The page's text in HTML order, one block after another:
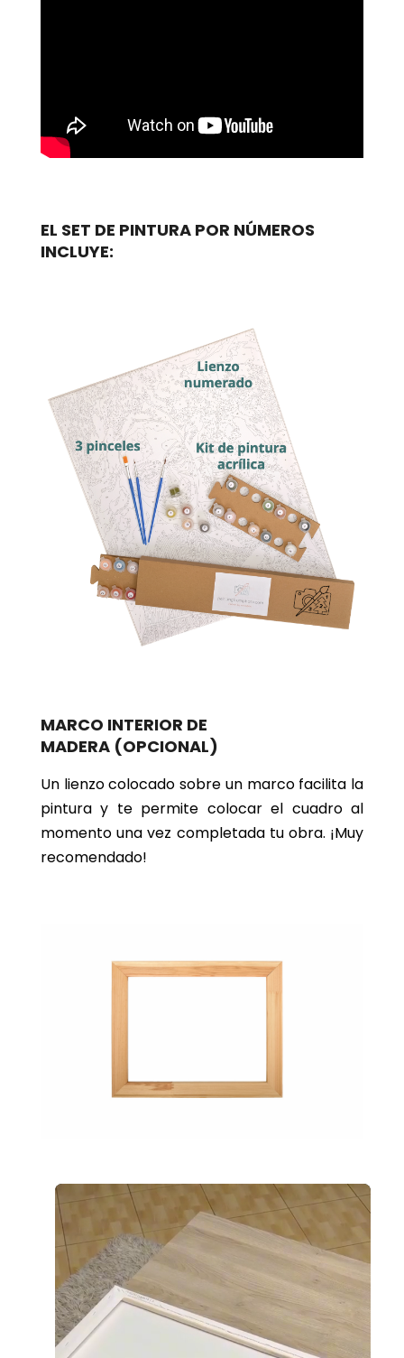
EL SET DE PINTURA POR NÚMEROS
INCLUYE:
MARCO INTERIOR DE
MADERA (OPCIONAL)
Un lienzo colocado sobre un marco facilita la
pintura y te permite colocar el cuadro al
momento una vez completada tu obra. ¡Muy
recomendado!